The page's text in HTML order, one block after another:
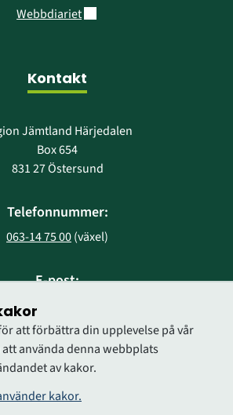
att förbättra din upplevelse på vår
använda denna webbplats
av kakor.
kakor.
WebbdiarietLänk till annan webbplats.
Kontakt
Jämtland Härjedalen
Box 654
831 27 Östersund
Telefonnummer:
063-14 75 00 (växel)
E-post:
region@regionjh.se